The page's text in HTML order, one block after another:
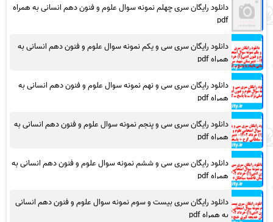
دانلود رایگان سری چهلم نمونه سوال علوم و فنون دهم انسانی به همراه
pdf
دانلود رایگان سری سی و یکم نمونه سوال علوم و فنون دهم انسانی به
همراه pdf
دانلود رایگان سری سی و نهم نمونه سوال علوم و فنون دهم انسانی به
همراه pdf
دانلود رایگان سری سی و پنجم نمونه سوال علوم و فنون دهم انسانی به
همراه pdf
دانلود رایگان سری سی و ششم نمونه سوال علوم و فنون دهم انسانی به
همراه pdf
دانلود رایگان سری بیست و سوم نمونه سوال علوم و فنون دهم انسانی
به همراه pdf